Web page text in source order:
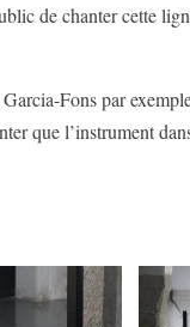
de chanter cette
Fons par
que l’instrument